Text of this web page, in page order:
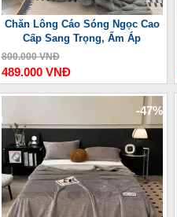
Chăn Lông Cáo Sóng Ngọc Cao
Cấp Sang Trọng, Ấm Áp
800.000 VNĐ
489.000 VNĐ
-47%